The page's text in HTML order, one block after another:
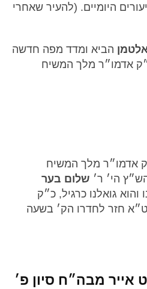
היומיים. (להעיר שאחרי
הביא ומדד מפה חדשה
אדמו״ר מלך המשיח
מלך המשיח
הי׳ ר׳ שלום בער
והוא גואלנו כרגיל, כ״ק
חזר לחדרו הק׳ בשעה
אייר מבה״ח סיון פ׳